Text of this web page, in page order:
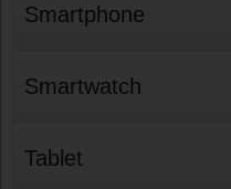
Smartphone
Smartwatch
Tablet